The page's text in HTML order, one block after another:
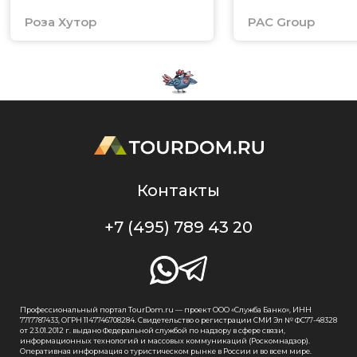
Роза Хутор PAC Group
Контакты
+7 (495) 789 43 20
Профессиональный портал TourDom.ru — проект ООО «Служба Банко», ИНН
7717787433, ОГРН 1147746708284. Свидетельство о регистрации СМИ Эл № ФС77-48328
от 23.01.2012 г. выдано Федеральной службой по надзору в сфере связи,
информационных технологий и массовых коммуникаций (Роскомнадзор).
Оперативная информация о туристическом рынке в России и во всем мире.